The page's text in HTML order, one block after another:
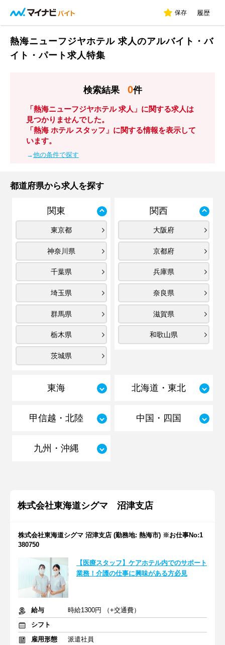
保存 履歴
熱海ニューフジヤホテル 求人のアルバイト・バ
イト・パート求人特集
検索結果 0件
「熱海ニューフジヤホテル 求人」に関する求人は
見つかりませんでした。
「熱海 ホテル スタッフ」に関する情報を表示して
います。
→他の条件で探す
都道府県から求人を探す
関東
東京都
神奈川県
千葉県
埼玉県
群馬県
栃木県
茨城県
関西
大阪府
京都府
兵庫県
奈良県
滋賀県
和歌山県
東海 北海道・東北
甲信越・北陸 中国・四国
九州・沖縄
株式会社東海道シグマ 沼津支店
株式会社東海道シグマ 沼津支店 (勤務地: 熱海市) ※お仕事No:1
380750
【医療スタッフ】ケアホテル内でのサポート
業務！介護の仕事に興味がある方必見
給与
時給1300円 （+交通費）
シフト
雇用形態
派遣社員